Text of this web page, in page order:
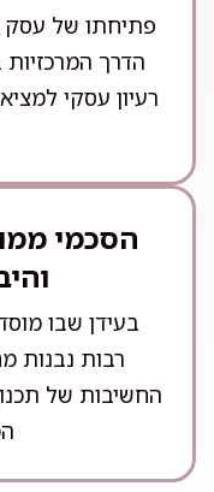
פתיחתו של עסק
הדרך
רעיון עסקי
הסכמי
בעידן שבו
רבות נבנות
החשיבות של